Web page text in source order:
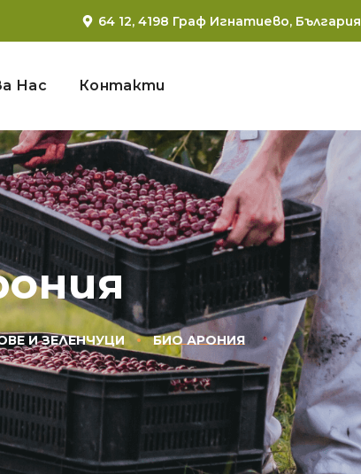
64 12, 4198 Граф Игнатиево, България
Нас Контакти
И ЗЕЛЕНЧУЦИ БИО АРОНИЯ